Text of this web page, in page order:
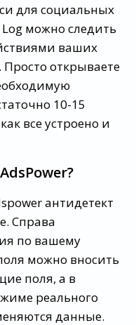
для социальных
можно следить
ваших
Просто открываете
10-15
все устроено и
антидетект
Справа
по вашему
можно вносить
поля, а в
реального
данные.